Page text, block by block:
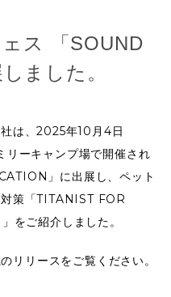
ス 「SOUND
ました。
は、2025年10月4日
リーキャンプ場で開催され
」に出展し、ペット
策「TITANIST FOR
をご紹介しました。
リースをご覧ください。